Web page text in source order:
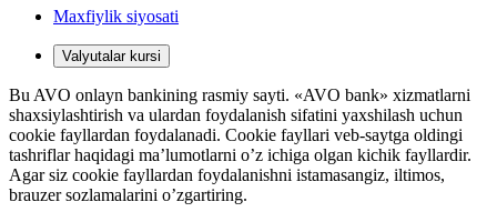
Maxfiylik siyosati
Valyutalar kursi
Bu AVO onlayn bankining rasmiy sayti. «AVO bank» xizmatlarni
shaxsiylashtirish va ulardan foydalanish sifatini yaxshilash uchun
cookie fayllardan foydalanadi. Cookie fayllari veb-saytga oldingi
tashriflar haqidagi ma’lumotlarni o’z ichiga olgan kichik fayllardir.
Agar siz cookie fayllardan foydalanishni istamasangiz, iltimos,
brauzer sozlamalarini o’zgartiring.